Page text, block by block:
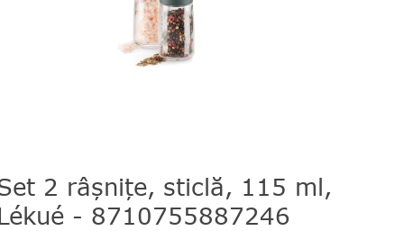
2 râșnițe, sticlă, 115 ml,
- 8710755887246